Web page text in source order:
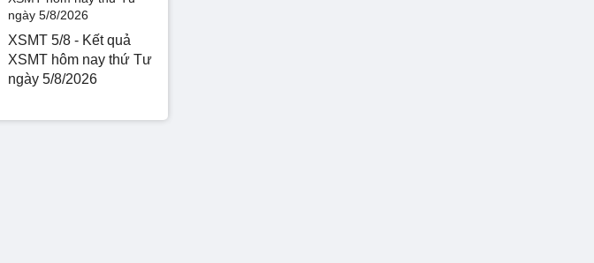
XSMT 5/8 - Kết quả
XSMT hôm nay thứ Tư
ngày 5/8/2026